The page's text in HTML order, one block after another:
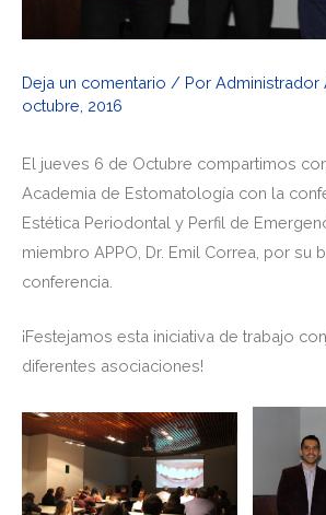
Deja un comentario / Por Administrador
octubre, 2016
El jueves 6 de Octubre compartimos
Academia de Estomatología con la
Estética Periodontal y Perfil de
miembro APPO, Dr. Emil Correa, por su
conferencia.
¡Festejamos esta iniciativa de trabajo
diferentes asociaciones!